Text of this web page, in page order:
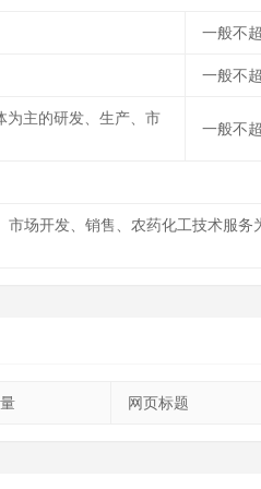
一般不
一般不
为主的研发、生产、市
一般不
场开发、销售、农药化工技术服务
网页标题